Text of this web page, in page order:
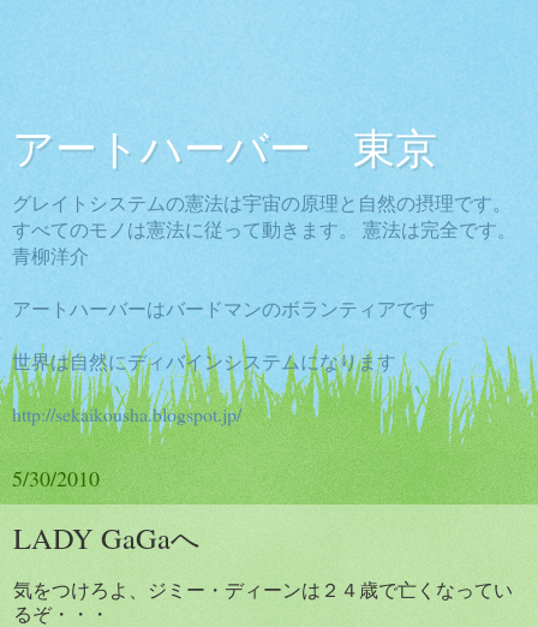
アートハーバー 東京
グレイトシステムの憲法は宇宙の原理と自然の摂理です。
すべてのモノは憲法に従って動きます。 憲法は完全です。
青柳洋介
アートハーバーはバードマンのボランティアです
世界は自然にディバインシステムになります
http://sekaikousha.blogspot.jp/
5/30/2010
LADY GaGaへ
気をつけろよ、ジミー・ディーンは２４歳で亡くなってい
るぞ・・・